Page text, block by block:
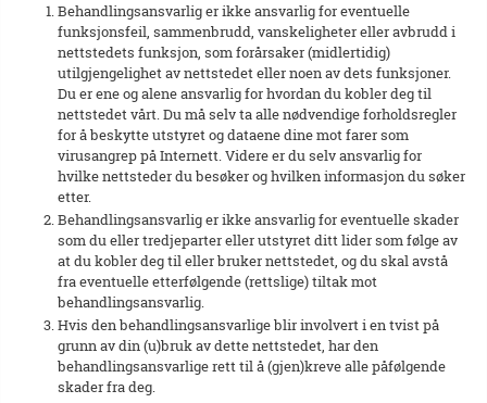
Behandlingsansvarlig er ikke ansvarlig for eventuelle
funksjonsfeil, sammenbrudd, vanskeligheter eller avbrudd i
nettstedets funksjon, som forårsaker (midlertidig)
utilgjengelighet av nettstedet eller noen av dets funksjoner.
Du er ene og alene ansvarlig for hvordan du kobler deg til
nettstedet vårt. Du må selv ta alle nødvendige forholdsregler
for å beskytte utstyret og dataene dine mot farer som
virusangrep på Internett. Videre er du selv ansvarlig for
hvilke nettsteder du besøker og hvilken informasjon du søker
etter.
Behandlingsansvarlig er ikke ansvarlig for eventuelle skader
som du eller tredjeparter eller utstyret ditt lider som følge av
at du kobler deg til eller bruker nettstedet, og du skal avstå
fra eventuelle etterfølgende (rettslige) tiltak mot
behandlingsansvarlig.
Hvis den behandlingsansvarlige blir involvert i en tvist på
grunn av din (u)bruk av dette nettstedet, har den
behandlingsansvarlige rett til å (gjen)kreve alle påfølgende
skader fra deg.